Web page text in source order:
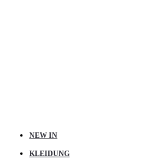
NEW IN
KLEIDUNG